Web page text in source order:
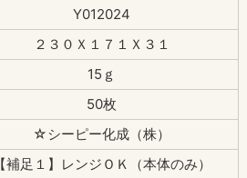
Y012024
２３０Ｘ１７１Ｘ３１
15ｇ
50枚
☆シーピー化成（株）
【補足１】レンジＯＫ（本体のみ）